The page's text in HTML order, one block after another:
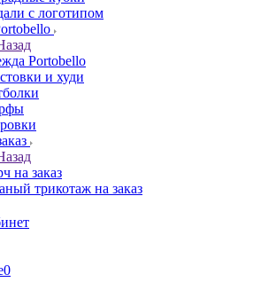
с логотипом
Portobello
и худи
на заказ
трикотаж на заказ
0